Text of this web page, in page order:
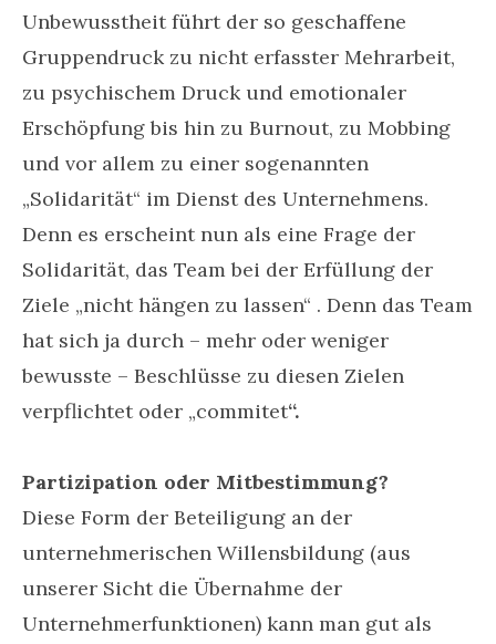
Unbewusstheit führt der so geschaffene
Gruppendruck zu nicht erfasster Mehrarbeit,
zu psychischem Druck und emotionaler
Erschöpfung bis hin zu Burnout, zu Mobbing
und vor allem zu einer sogenannten
„Solidarität“ im Dienst des Unternehmens.
Denn es erscheint nun als eine Frage der
Solidarität, das Team bei der Erfüllung der
Ziele „nicht hängen zu lassen“ . Denn das Team
hat sich ja durch – mehr oder weniger
bewusste – Beschlüsse zu diesen Zielen
verpflichtet oder „commitet“.
Partizipation oder Mitbestimmung?
Diese Form der Beteiligung an der
unternehmerischen Willensbildung (aus
unserer Sicht die Übernahme der
Unternehmerfunktionen) kann man gut als